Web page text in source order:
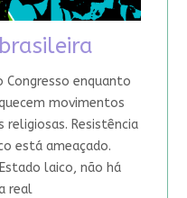
Congresso enquanto
movimentos
religiosas. Resistência
está ameaçado.
laico, não há
real